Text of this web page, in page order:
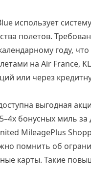
использует
полетов.
году,
на Air France,
или через
выгодная
бонусных миль
MileagePlus
помнить об
карты. Такие